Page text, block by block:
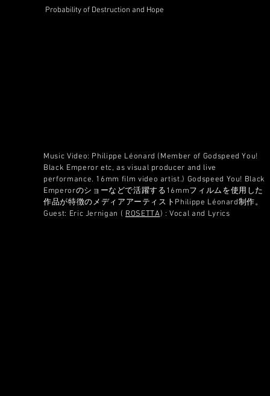
Probability of Destruction and Hope
Music Video: Philippe Léonard (Member of Godspeed You!
Black Emperor etc, as visual producer and live
performance. 16mm film video artist.) Godspeed You! Black
Emperorのショーなどで活躍する16mmフィルムを使用した
作品が特徴のメディアアーティストPhilippe Léonard制作。
Guest: Eric Jernigan ( ROSETTA) : Vocal and Lyrics